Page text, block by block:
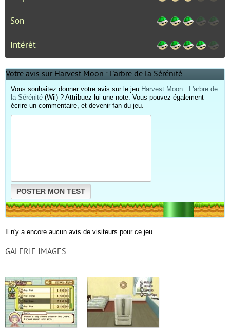
Son
Intérêt
Votre avis sur Harvest Moon : L'arbre de la Sérénité
Vous souhaitez donner votre avis sur le jeu Harvest Moon : L'arbre de
la Sérénité (Wii) ? Attribuez-lui une note. Vous pouvez également
écrire un commentaire, et devenir fan du jeu.
POSTER MON TEST
Il n'y a encore aucun avis de visiteurs pour ce jeu.
GALERIE IMAGES